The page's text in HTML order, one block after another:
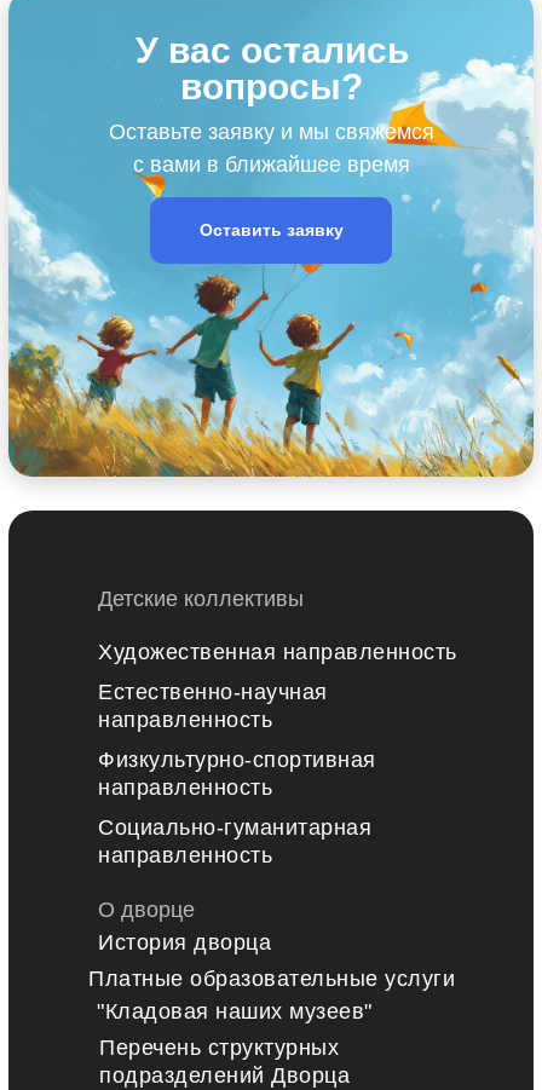
О дворце
Платные образовательные услуги
Социально-гуманитарная
направленность
"Кладовая наших музеев"
История дворца
Перечень структурных
подразделений Дворца
Художественная направленность
Естественно-научная
направленность
Физкультурно-спортивная
направленность
Детские коллективы
У вас остались
вопросы?
Оставьте заявку и мы свяжемся
с вами в ближайшее время
Оставить заявку